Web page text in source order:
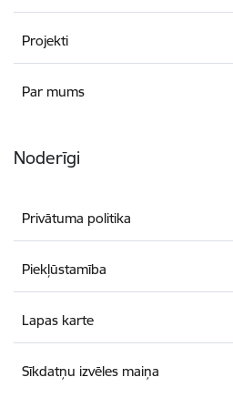
Projekti
Par mums
Noderīgi
Privātuma politika
Piekļūstamība
Lapas karte
Sīkdatņu izvēles maiņa